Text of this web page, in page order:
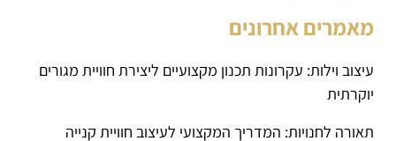
מאמרים אחרונים
עיצוב וילות: עקרונות תכנון מקצועיים ליצירת חוויית מגורים
יוקרתית
תאורה לחנויות: המדריך המקצועי לעיצוב חוויית קנייה